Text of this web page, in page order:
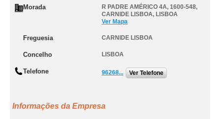
Morada R PADRE AMÉRICO 4A, 1600-548,
CARNIDE LISBOA, LISBOA
Ver Mapa
Freguesia CARNIDE LISBOA
Concelho LISBOA
Telefone 96268... Ver Telefone
Informações da Empresa